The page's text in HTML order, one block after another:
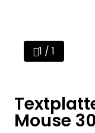
1 / 1
Mouse 30